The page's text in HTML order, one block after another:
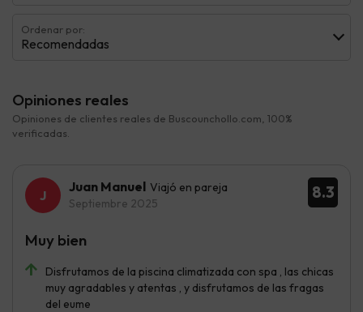
Ordenar por:
Recomendadas
Opiniones reales
Opiniones de clientes reales de Buscounchollo.com, 100%
verificadas.
8.3
Juan Manuel Viajó en pareja
Septiembre 2025
Disfrutamos de la piscina climatizada con spa , las chicas
muy agradables y atentas , y disfrutamos de las fragas
del eume
Muy bien